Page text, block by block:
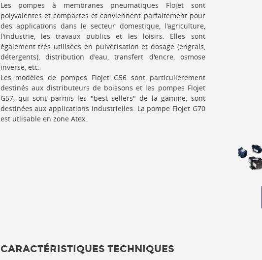
Les pompes à membranes pneumatiques Flojet sont
polyvalentes et compactes et conviennent parfaitement pour
des applications dans le secteur domestique, l'agriculture,
l'industrie, les travaux publics et les loisirs. Elles sont
également très utilisées en pulvérisation et dosage (engrais,
détergents), distribution d'eau, transfert d'encre, osmose
inverse, etc.
Les modèles de pompes Flojet G56 sont particulièrement
destinés aux distributeurs de boissons et les pompes Flojet
G57, qui sont parmis les "best sellers" de la gamme, sont
destinées aux applications industrielles. La pompe Flojet G70
est utlisable en zone Atex.
CARACTÉRISTIQUES TECHNIQUES